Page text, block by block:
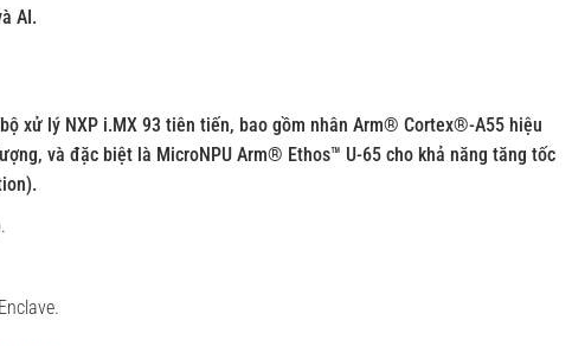
AI.
xử lý NXP i.MX 93 tiên tiến, bao gồm nhân Arm® Cortex®-A55 hiệu
và đặc biệt là MicroNPU Arm® Ethos™ U-65 cho khả năng tăng tốc
.